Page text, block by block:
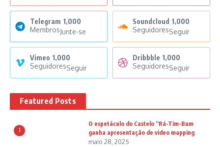
Telegram 1,000
MembrosJunte-se
Soundcloud 1,000
SeguidoresSeguir
Vimeo 1,000
SeguidoresSeguir
Dribbble 1,000
SeguidoresSeguir
Featured Posts
1
O espetáculo do Castelo “Rá-Tim-Bum
ganha apresentação de video mapping
maio 28, 2025